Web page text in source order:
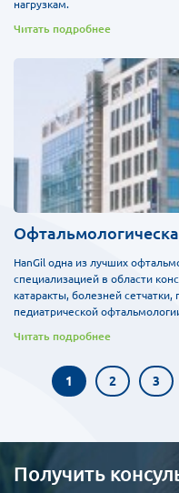
нагрузкам.
Читать подробнее
HanGil одна из лучших
специализацией в области
катаракты, болезней
педиатрической
Читать подробнее
1 2 3
Получить